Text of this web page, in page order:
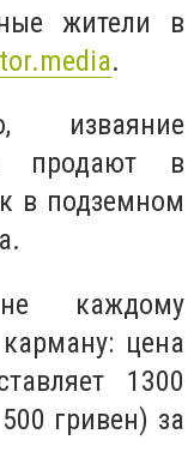
жители в
.
изваяние
продают в
в подземном
каждому
цена
1300
гривен) за